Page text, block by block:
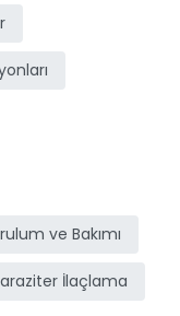
ve Bakımı
İlaçlama